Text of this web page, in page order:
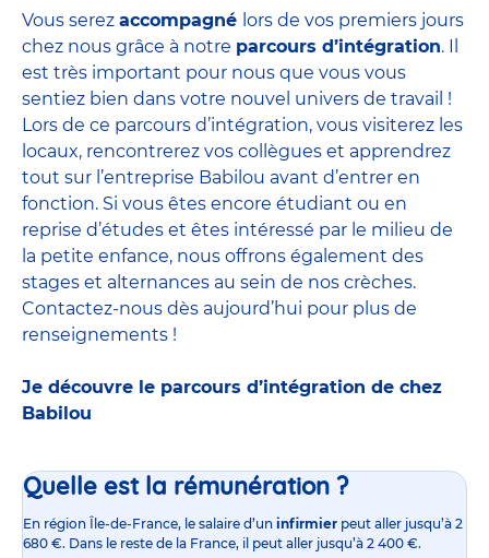
Vous serez accompagné lors de vos premiers jours
chez nous grâce à notre parcours d’intégration. Il
est très important pour nous que vous vous
sentiez bien dans votre nouvel univers de travail !
Lors de ce parcours d’intégration, vous visiterez les
locaux, rencontrerez vos collègues et apprendrez
tout sur l’entreprise Babilou avant d’entrer en
fonction. Si vous êtes encore étudiant ou en
reprise d’études et êtes intéressé par le milieu de
la petite enfance, nous offrons également des
stages et alternances au sein de nos crèches.
Contactez-nous dès aujourd’hui pour plus de
renseignements !
Je découvre le parcours d’intégration de chez
Babilou
Quelle est la rémunération ?
En région Île-de-France, le salaire d’un infirmier peut aller jusqu’à 2
680 €. Dans le reste de la France, il peut aller jusqu’à 2 400 €.